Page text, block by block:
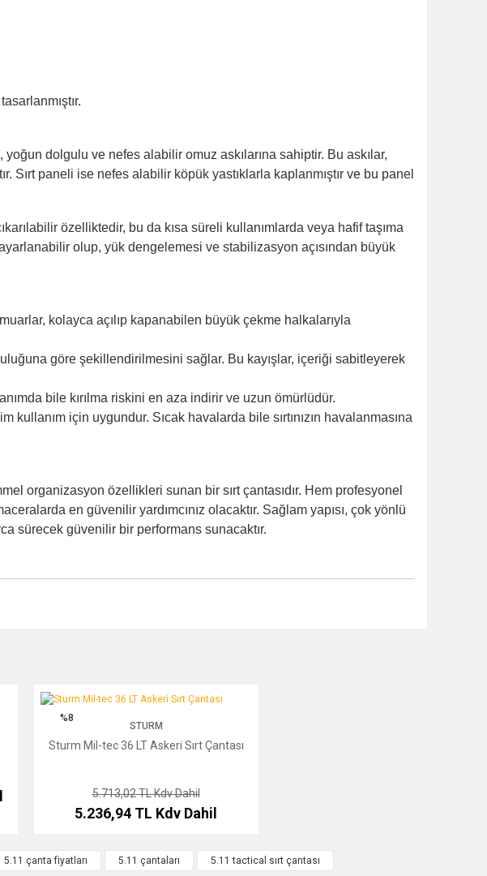
yoğun dolgulu ve nefes alabilir omuz askılarına sahiptir. Bu askılar,
Sırt paneli ise nefes alabilir köpük yastıklarla kaplanmıştır ve bu panel
özelliktedir, bu da kısa süreli kullanımlarda veya hafif taşıma
olup, yük dengelemesi ve stabilizasyon açısından büyük
kolayca açılıp kapanabilen büyük çekme halkalarıyla
göre şekillendirilmesini sağlar. Bu kayışlar, içeriği sabitleyerek
bile kırılma riskini en aza indirir ve uzun ömürlüdür.
için uygundur. Sıcak havalarda bile sırtınızın havalanmasına
organizasyon özellikleri sunan bir sırt çantasıdır. Hem profesyonel
en güvenilir yardımcınız olacaktır. Sağlam yapısı, çok yönlü
sürecek güvenilir bir performans sunacaktır.
Sturm Mil-tec 36 LT Askeri Sırt Çantası
%8
STURM
Sturm Mil-tec 36 LT Askeri Sırt Çantası
5.713,02 TLKdv Dahil
5.236,94 TL Kdv Dahil
5.11 çanta fiyatları 5.11 çantaları 5.11 tactical sırt çantası